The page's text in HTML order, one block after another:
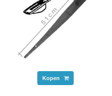
Kopen